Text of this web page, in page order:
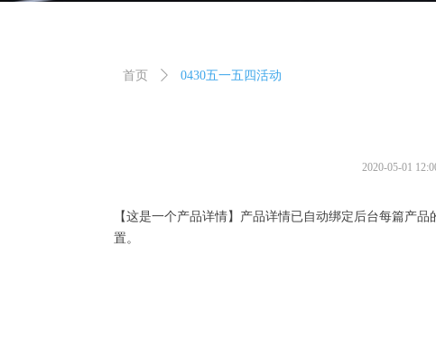
2020-05-01
首页 ꄲ 0430五一五四活动
【这是一个产品详情】产品详情已自动绑定后台每篇产
置。